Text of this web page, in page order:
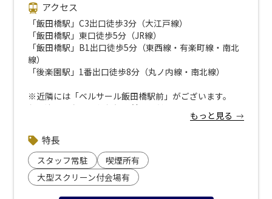
アクセス
「飯田橋駅」C3出口徒歩3分（大江戸線）
「飯田橋駅」東口徒歩5分（JR線）
「飯田橋駅」B1出口徒歩5分（東西線・有楽町線・南北
線）
「後楽園駅」1番出口徒歩8分（丸ノ内線・南北線）
※近隣には「ベルサール飯田橋駅前」がございます。
お間違えのないようお気を付けください。
建物です。
お間違えのないようお気を付けください。
▼近隣駐車場のご案内
もっと見る
特長
スタッフ常駐
喫煙所有
大型スクリーン付会場有
新宿・高田馬場エリア
ベルサール新宿南口
ベルサール新宿グランド
新宿住友ホール
新宿住友ビル三角広場
新宿住友スカイルーム
ベルサール新宿セントラルパーク
秋葉原・神田・東京エリア
ベルサール八重洲
ベルサール東京日本橋
ベルサール秋葉原
ベルサール飯田橋ファースト
ベルサール神保町アネックス
ベルサール神保町
ベルサール九段
ベルサール渋谷ファースト
ベルサール渋谷ガーデン
六本木・虎ノ門エリア
ベルサール虎ノ門
汐留・御成門・芝公園エリア